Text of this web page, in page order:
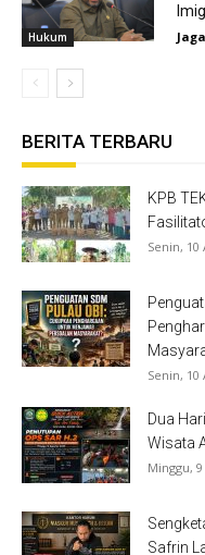
Hukum
BERITA TERBARU
KPB
Senin, 10
Senin, 10
Dua
Wisata
Minggu,
Safrin